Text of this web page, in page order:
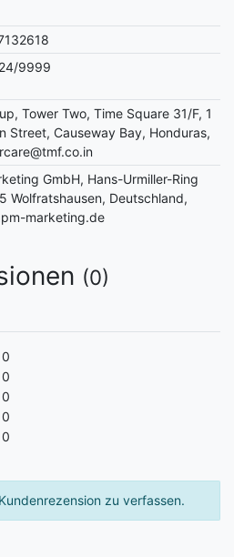
9999
Tower Two, Time Square 31/F, 1
Street, Causeway Bay, Honduras,
GmbH, Hans-Urmiller-Ring
Wolfratshausen, Deutschland,
marketing.de
(0)
0
0
0
0
0
zu verfassen.